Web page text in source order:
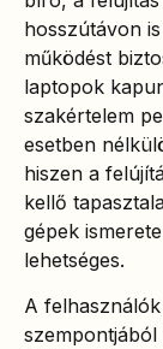
hosszútávon
működést
laptopok
szakértelem
esetben
hiszen a
kellő
gépek
lehetséges.
A felhasználók
szempontjából